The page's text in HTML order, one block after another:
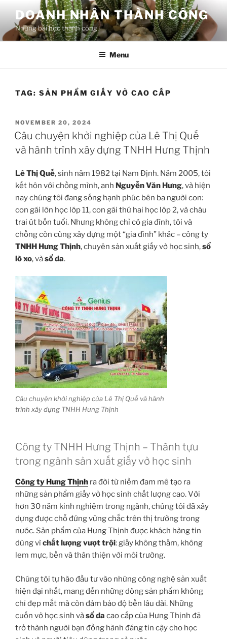
content
DOANH NHÂN THÀNH CÔNG
Những bài học thành công
Menu
TAG: SẢN PHẨM GIẤY VỞ CAO CẤP
POSTED
ON
NOVEMBER 20, 2024
Câu chuyện khởi nghiệp của Lê Thị Quế
và hành trình xây dựng TNHH Hưng Thịnh
Lê Thị Quế, sinh năm 1982 tại Nam Định. Năm 2005, tôi
kết hôn với chồng mình, anh Nguyễn Văn Hưng, và hiện
nay chúng tôi đang sống hạnh phúc bên ba người con:
con gái lớn học lớp 11, con gái thứ hai học lớp 2, và cháu
trai út bốn tuổi. Nhưng không chỉ có gia đình, tôi và
chồng còn cùng xây dựng một “gia đình” khác – công ty
TNHH Hưng Thịnh, chuyên sản xuất giấy vở học sinh,sổ
lò xo, vàsổ da.
Câu chuyện khởi nghiệp của Lê Thị Quế và hành
trình xây dựng TNHH Hưng Thịnh
Công ty TNHH Hưng Thịnh – Thành tựu
trong ngành sản xuất giấy vở học sinh
Công ty Hưng Thịnh ra đời từ niềm đam mê tạo ra
những sản phẩm giấy vở học sinh chất lượng cao. Với
hơn 30 năm kinh nghiệm trong ngành, chúng tôi đã xây
dựng được chỗ đứng vững chắc trên thị trường trong
nước. Sản phẩm của Hưng Thịnh được khách hàng tin
dùng vìchất lượng vượt trội: giấy không thấm, không
lem mực, bền và thân thiện với môi trường.
Chúng tôi tự hào đầu tư vào những công nghệ sản xuất
hiện đại nhất, mang đến những dòng sản phẩm không
chỉ đẹp mắt mà còn đảm bảo độ bền lâu dài. Những
cuốn vở học sinh vàsổ da cao cấp của Hưng Thịnh đã
trở thành người bạn đồng hành đáng tin cậy cho học